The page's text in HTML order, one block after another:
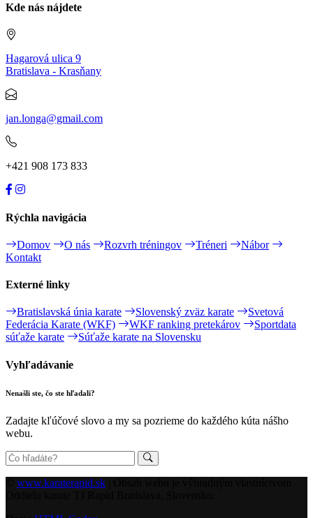
Kde nás nájdete
Hagarová ulica 9
Bratislava - Krasňany
jan.longa@gmail.com
+421 908 173 833
Rýchla navigácia
Domov O nás Rozvrh tréningov Tréneri
Nábor
Kontakt
Externé linky
Bratislavská únia karate Slovenský zväz karate
Svetová
Federácia Karate (WKF)
WKF ranking pretekárov
Sportdata
súťaže karate
Súťaže karate na Slovensku
Vyhľadávanie
Nenašli ste, čo ste hľadali?
Zadajte kľúčové slovo a my sa pozrieme do každého kúta nášho
webu.
www.karaterapid.sk